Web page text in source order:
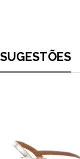
SUGESTÕES